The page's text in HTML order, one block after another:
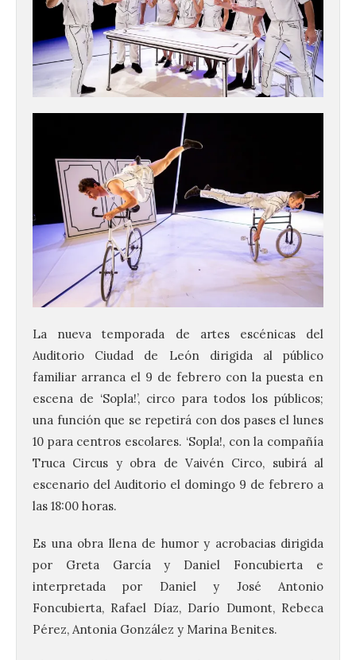
La nueva temporada de artes escénicas del
Auditorio Ciudad de León dirigida al público
familiar arranca el 9 de febrero con la puesta en
escena de ‘Sopla!’, circo para todos los públicos;
una función que se repetirá con dos pases el lunes
10 para centros escolares. ‘Sopla!, con la compañía
Truca Circus y obra de Vaivén Circo, subirá al
escenario del Auditorio el domingo 9 de febrero a
las 18:00 horas.
Es una obra llena de humor y acrobacias dirigida
por Greta García y Daniel Foncubierta e
interpretada por Daniel y José Antonio
Foncubierta, Rafael Díaz, Darío Dumont, Rebeca
Pérez, Antonia González y Marina Benites.